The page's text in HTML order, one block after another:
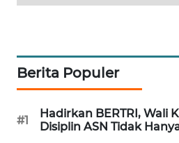
Berita Populer
#1
Hadirkan BERTRI, Wali
Disiplin ASN Tidak